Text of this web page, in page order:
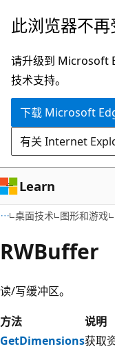
跳
主
要
内
此浏览器不再
请升级到 Microsoft
技术支持。
下载 Microsoft
有关 Internet
Learn
桌面技术 图形和游戏
RWBuffer
读/写缓冲区。
方法
说明
GetDimensions获取